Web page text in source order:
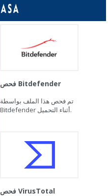
فحص Bitdefender
تم فحص هذا الملف بواسطة
Bitdefender أثناء التحميل.
فحص VirusTotal